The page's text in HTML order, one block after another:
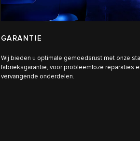
GARANTIE
Wij bieden u optimale gemoedsrust met onze
fabrieksgarantie, voor probleemloze reparaties
vervangende onderdelen.